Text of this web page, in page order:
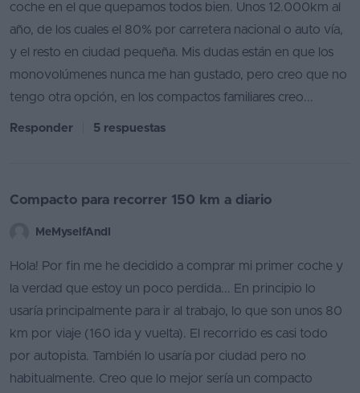
coche en el que quepamos todos bien. Unos 12.000km al
año, de los cuales el 80% por carretera nacional o auto vía,
y el resto en ciudad pequeña. Mis dudas están en que los
monovolúmenes nunca me han gustado, pero creo que no
tengo otra opción, en los compactos familiares creo...
Responder 5 respuestas
Compacto para recorrer 150 km a diario
MeMyselfAndI
Hola! Por fin me he decidido a comprar mi primer coche y
la verdad que estoy un poco perdida... En principio lo
usaría principalmente para ir al trabajo, lo que son unos 80
km por viaje (160 ida y vuelta). El recorrido es casi todo
por autopista. También lo usaría por ciudad pero no
habitualmente. Creo que lo mejor sería un compacto